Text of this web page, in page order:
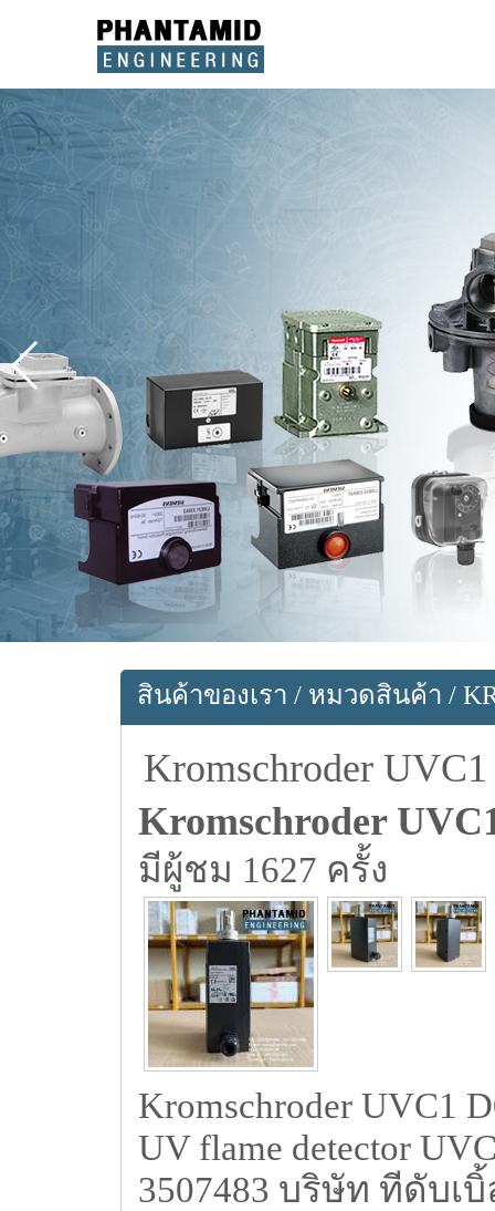
สินค้าของเรา / หมวดสินค้า /
Kromschroder
Kromschroder
มีผู้ชม 1627 ครั้ง
Kromschroder UVC1
UV flame detector
3507483 บริษัท ทีดับเ